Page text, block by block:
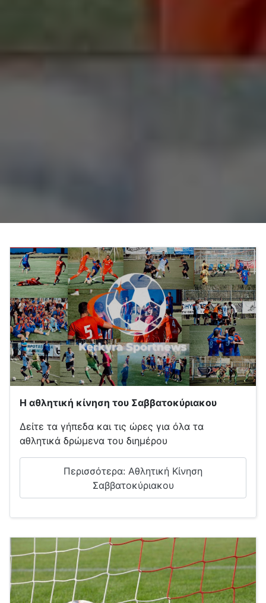
Η αθλητική κίνηση του Σαββατοκύριακου
Δείτε τα γήπεδα και τις ώρες για όλα τα
αθλητικά δρώμενα του διημέρου
Περισσότερα: Αθλητική Κίνηση
Σαββατοκύριακου